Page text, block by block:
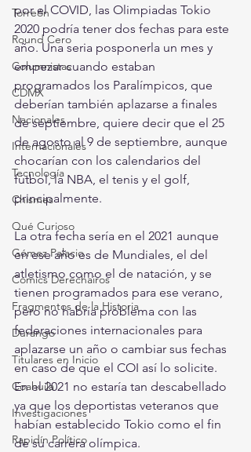
Torreón
Round Cero
Columnistas
CDMX
Nacionales
Internacionales
Tecnología
Chismes
Qué Curioso
Gómez Palacio
Comics Derechairos
Fragmentos de la Historia
Durango
Titulares en Inicio
Coahuila
Investigaciones
Rapidín Político
por el COVID, las Olimpiadas Tokio
2020 podría tener dos fechas para este
año. Una seria posponerla un mes y
empezar cuando estaban
programados los Paralímpicos, que
deberían también aplazarse a finales
de septiembre, quiere decir que el 25
de agosto al 9 de septiembre, aunque
chocarían con los calendarios del
fútbol, la NBA, el tenis y el golf,
principalmente.
La otra fecha sería en el 2021 aunque
en ese año es de Mundiales, el del
atletismo como el de natación, y se
tienen programados para ese verano,
pero no habría problema con las
federaciones internacionales para
aplazarse un año o cambiar sus fechas
en caso de que el COI así lo solicite.
En el 2021 no estaría tan descabellado
ya que los deportistas veteranos que
habían establecido Tokio como el fin
de su carrera olímpica.